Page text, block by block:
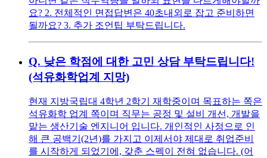
요? 2. 전체적인 면접답변은 40초내외로 잡고 준비하면
될까요? 3. 추가 조언팁 부탁드립니다.
Q. 낮은 학점에 대한 고민 상담 부탁드립니다!
(석유화학업계 지망)
현재 지방국립대 4학년 2학기 재학중이며 목표하는 쪽은
석유화학 업계 쪽이며 직무는 공정 및 설비 개선, 개발을
맡는 생산기술 엔지니어 입니다. 개인적인 사정으로 인
해 큰 공백기(2년)를 가지고 이제서야 제대로 취업준비
를 시작하게 되었기에, 갖춘 스펙이 전혀 없습니다. (어